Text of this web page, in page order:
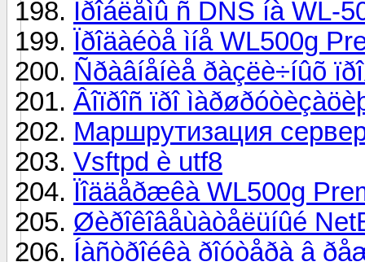
Ïðîáëåìû ñ DNS íà WL-
Ïðîäàéòå ìíå WL500g
Ñðàâíåíèå ðàçëè÷íûõ
Âîïðîñ ïðî
Маршрутизация
Vsftpd è utf8
Ïîääåðæêà WL500g
Øèðîêîâåùàòåëüíûé
Íàñòðîéêà ðîóòåðà â